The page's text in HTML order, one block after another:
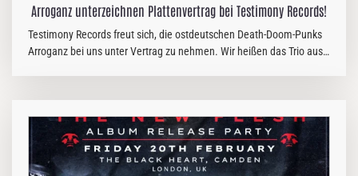
Arroganz unterzeichnen Plattenvertrag bei Testimony Records!
Testimony Records freut sich, die ostdeutschen Death-Doom-Punks
Arroganz bei uns unter Vertrag zu nehmen. Wir heißen das Trio aus
veröffentlichen. Arroganz-Kommentar: „Das fühlt sich an wie eine
Wiedergeburt!“, schwärmt Sänger und Bassist -K- im Namen der
Band. „Alles kommt zurück: Wir haben gerade unser neues Line-up
vorgestellt und freuen uns riesig, mit Deutschlands führendem
Death-Metal-Label und unserem langjährigen Weggefährten